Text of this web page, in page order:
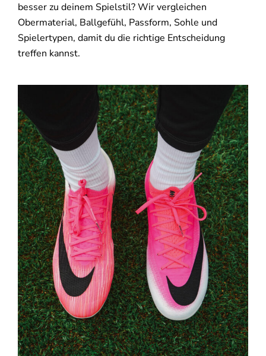
besser zu deinem Spielstil? Wir vergleichen
Obermaterial, Ballgefühl, Passform, Sohle und
Spielertypen, damit du die richtige Entscheidung
treffen kannst.